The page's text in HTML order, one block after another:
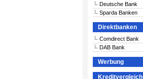
Deutsche Bank
Sparda Banken
Direktbanken
Comdirect Bank
DAB Bank
Werbung
Kreditvergleich